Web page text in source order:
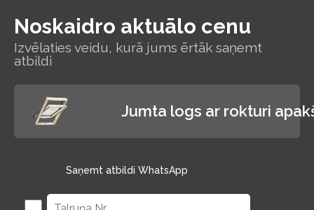
Noskaidro aktuālo cenu
Izvēlaties veidu, kurā jums ērtāk saņemt
atbildi
Jumta logs ar rokturi
Saņemt atbildi WhatsApp